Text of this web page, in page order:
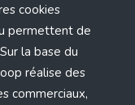
cookies
permettent de
la base du
réalise des
commerciaux,